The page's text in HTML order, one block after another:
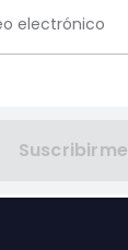
Suscribirme